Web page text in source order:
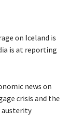
on Iceland is
is at reporting
news on
crisis and the
austerity